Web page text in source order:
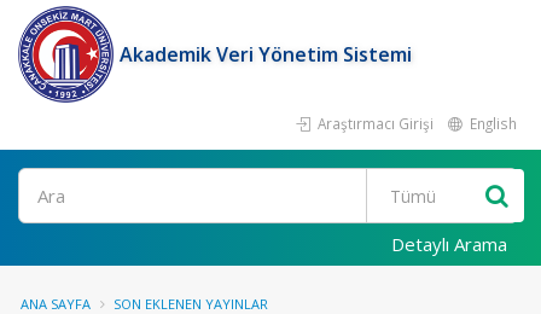
Akademik Veri Yönetim Sistemi
Araştırmacı Girişi English
Ara
Detaylı Arama
ANA SAYFA SON EKLENEN YAYINLAR